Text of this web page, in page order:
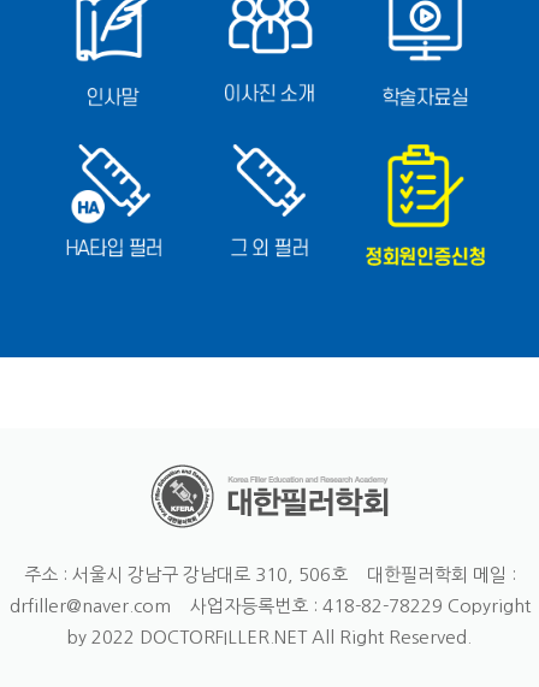
주소 : 서울시 강남구 강남대로 310, 506호 대한필러학회 메일 :
drfiller@naver.com 사업자등록번호 : 418-82-78229 Copyright
by 2022 DOCTORFILLER.NET All Right Reserved.